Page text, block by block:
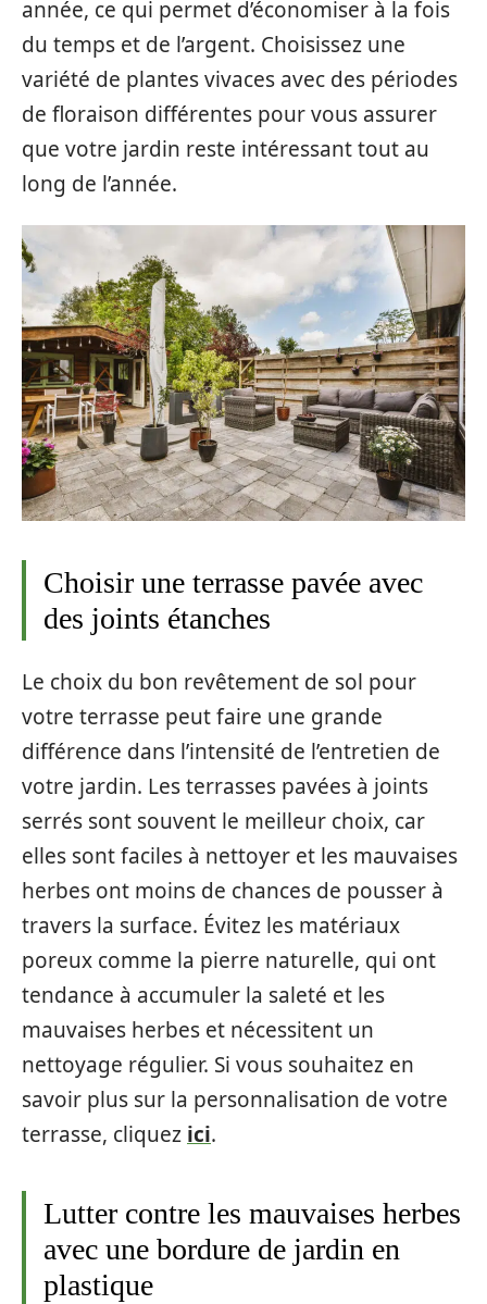
année, ce qui permet d’économiser à la fois
du temps et de l’argent. Choisissez une
variété de plantes vivaces avec des périodes
de floraison différentes pour vous assurer
que votre jardin reste intéressant tout au
long de l’année.
Choisir une terrasse pavée avec
des joints étanches
Le choix du bon revêtement de sol pour
votre terrasse peut faire une grande
différence dans l’intensité de l’entretien de
votre jardin. Les terrasses pavées à joints
serrés sont souvent le meilleur choix, car
elles sont faciles à nettoyer et les mauvaises
herbes ont moins de chances de pousser à
travers la surface. Évitez les matériaux
poreux comme la pierre naturelle, qui ont
tendance à accumuler la saleté et les
mauvaises herbes et nécessitent un
nettoyage régulier. Si vous souhaitez en
savoir plus sur la personnalisation de votre
terrasse, cliquez ici.
Lutter contre les mauvaises herbes
avec une bordure de jardin en
plastique